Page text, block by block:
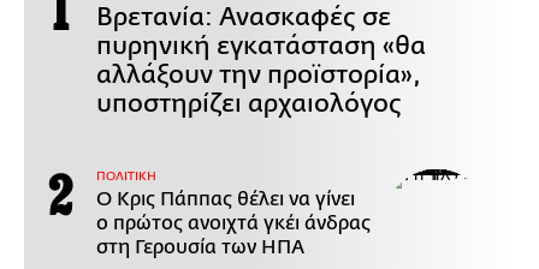
Βρετανία: Ανασκαφές σε
πυρηνική εγκατάσταση «θα
αλλάξουν την προϊστορία»,
υποστηρίζει αρχαιολόγος
ΠΟΛΙΤΙΚΗ
Ο Κρις Πάππας θέλει να γίνει
ο πρώτος ανοιχτά γκέι άνδρας
στη Γερουσία των ΗΠΑ